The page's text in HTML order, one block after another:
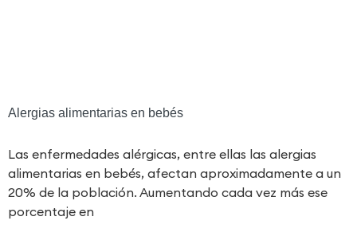
Alergias alimentarias en bebés
Las enfermedades alérgicas, entre ellas las alergias
alimentarias en bebés, afectan aproximadamente a un
20% de la población. Aumentando cada vez más ese
porcentaje en